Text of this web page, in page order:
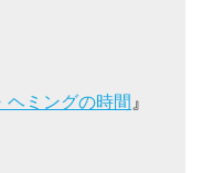
ヘミングの時間 』